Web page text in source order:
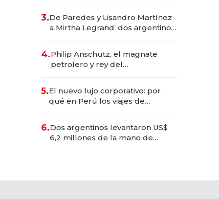
las marcas "fast premium"
3.De Paredes y Lisandro Martínez
a Mirtha Legrand: dos argentinos
4.Philip Anschutz, el magnate
petrolero y rey del
Fénix
5.El nuevo lujo corporativo: por
qué en Perú los viajes de
para convertirse en experiencias
transformadoras
6.Dos argentinos levantaron US$
6,2 millones de la mano de